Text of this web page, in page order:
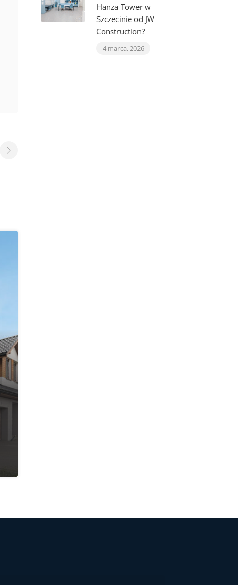
Hanza Tower w
Szczecinie od JW
Construction?
4 marca, 2026